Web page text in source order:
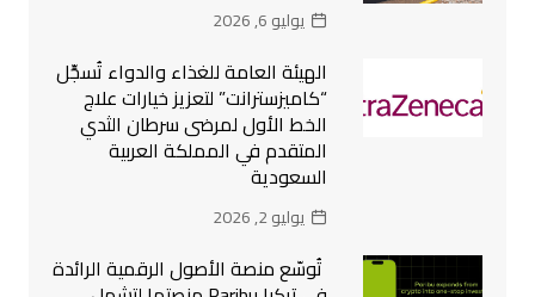
يوليو 6, 2026
الهيئة العامة للغذاء والدواء تُسجِّل
“كاميزسترانت” لتعزيز خيارات علاج
الخط الأول لمرضى سرطان الثدي
المتقدم في المملكة العربية
السعودية
يوليو 2, 2026
تُوسّع منصة الأصول الرقمية الرائدة